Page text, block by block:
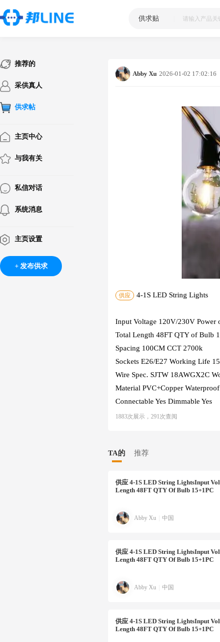
供求贴
推荐的
采供真人
供求帖
主页中心
与我有关
私信对话
系统消息
主页设置
发布供求
Abby Xu 2026-01-02 17:02:16
供应 4-1S LED String Lights
Input Voltage 120V/230V Power
Total Length 48FT QTY of Bulb
Spacing 100CM CCT 2700k
Sockets E26/E27 Working Life
Wire Spec. SJTW 18AWGX2C
Material PVC+Copper
Connectable Yes Dimmable Yes
1883次展示，291次查阅
TA的 推荐
供应 4-1S LED String LightsInput
Length 48FT QTY Of Bulb 15+1PC
Abby Xu 中国
供应 4-1S LED String LightsInput
Length 48FT QTY Of Bulb 15+1PC
Abby Xu 中国
供应 4-1S LED String LightsInput
Length 48FT QTY Of Bulb 15+1PC